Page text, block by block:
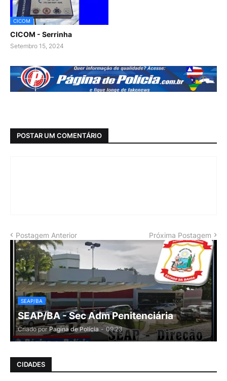
CICOM
CICOM - Serrinha
Setembro 15, 2024
POSTAR UM COMENTÁRIO
Postagem Anterior Próxima Postagem
SEAP/BA
SEAP/BA - Sec Adm Penitenciária
Criado por Pagina de Polícia - 09:23
CIDADES